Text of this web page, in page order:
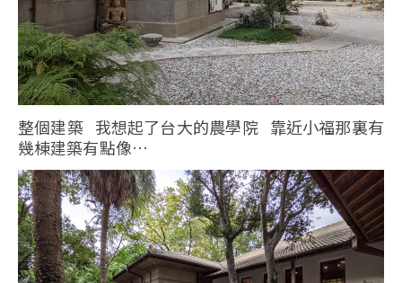
整個建築 我想起了台大的農學院 靠近小福那裏有
幾棟建築有點像…